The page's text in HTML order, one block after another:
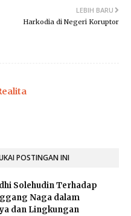
LEBIH BARU
Harkodia di Negeri Koruptor
POSTINGAN INI
Solehudin Terhadap
Naga dalam
dan Lingkungan